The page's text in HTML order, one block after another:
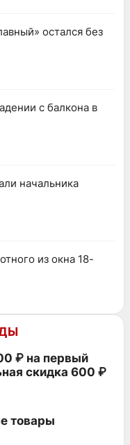
остался без
с балкона в
начальника
из окна 18-
₽ на первый
скидка 600 ₽
товары